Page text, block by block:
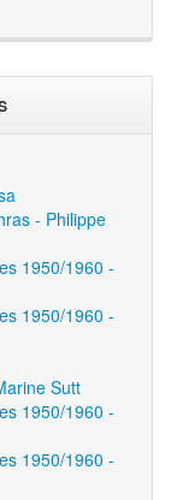
- Philippe
1950/1960 -
1950/1960 -
Sutt
1950/1960 -
1950/1960 -